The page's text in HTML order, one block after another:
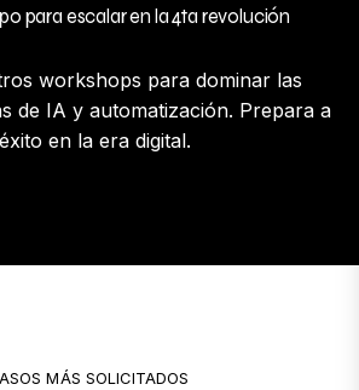
para escalar en la 4ta revolución
workshops para dominar las
de IA y automatización. Prepara a
en la era digital.
MÁS SOLICITADOS